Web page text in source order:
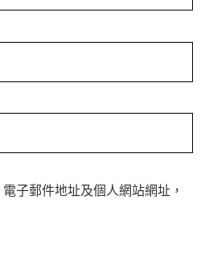
子郵件地址及個人網站網址，